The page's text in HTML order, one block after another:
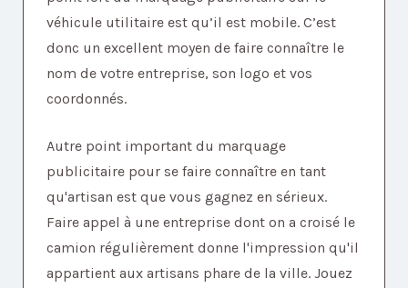
véhicule utilitaire est qu’il est mobile. C’est
donc un excellent moyen de faire connaître le
nom de votre entreprise, son logo et vos
coordonnés.
Autre point important du marquage
publicitaire pour se faire connaître en tant
qu'artisan est que vous gagnez en sérieux.
Faire appel à une entreprise dont on a croisé le
camion régulièrement donne l'impression qu'il
appartient aux artisans phare de la ville. Jouez